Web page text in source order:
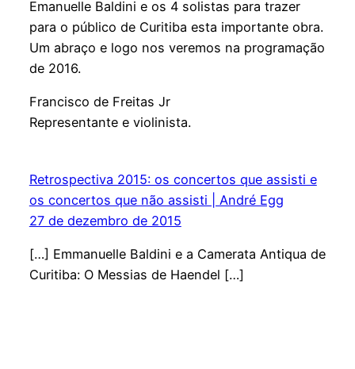
Emanuelle Baldini e os 4 solistas para trazer
para o público de Curitiba esta importante obra.
Um abraço e logo nos veremos na programação
de 2016.
Francisco de Freitas Jr
Representante e violinista.
Retrospectiva 2015: os concertos que assisti e
os concertos que não assisti | André Egg
27 de dezembro de 2015
[…] Emmanuelle Baldini e a Camerata Antiqua de
Curitiba: O Messias de Haendel […]